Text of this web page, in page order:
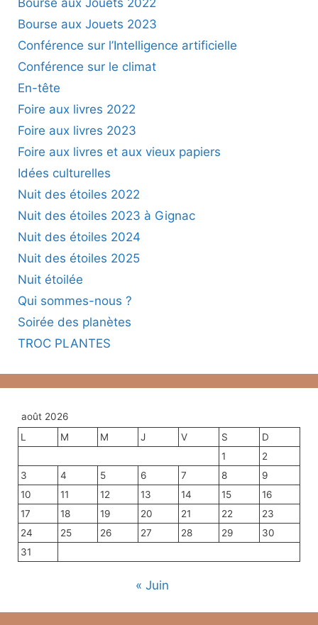
Bourse aux Jouets 2022
Bourse aux Jouets 2023
Conférence sur l’Intelligence artificielle
Conférence sur le climat
En-tête
Foire aux livres 2022
Foire aux livres 2023
Foire aux livres et aux vieux papiers
Idées culturelles
Nuit des étoiles 2022
Nuit des étoiles 2023 à Gignac
Nuit des étoiles 2024
Nuit des étoiles 2025
Nuit étoilée
Qui sommes-nous ?
Soirée des planètes
TROC PLANTES
août 2026
L
M M J V S
D
1
2
3
4 5 6 7 8
9
10
11 12 13 14 15
16
17
18 19 20 21 22
23
24
25 26 27 28 29
30
31
« Juin